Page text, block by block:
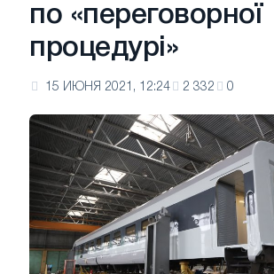
по «переговорної
процедурі»
15 ИЮНЯ 2021, 12:24 2 332 0